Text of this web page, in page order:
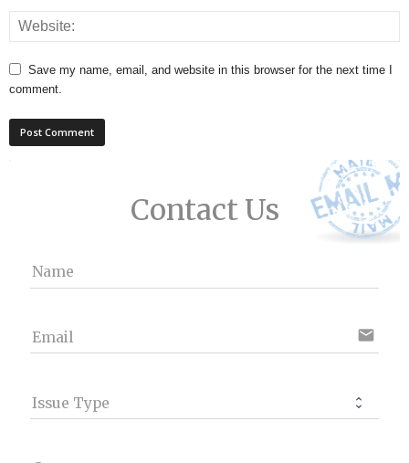
Save my name, email, and website in this browser for the next time I
comment.
Contact Us
Name
Email email
Issue Type